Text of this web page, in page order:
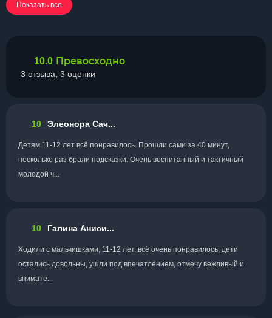
Показать все
10.0 Превосходно
3 отзыва, 3 оценки
10 Элеонора Сач...
Детям 11-12 лет всё понравилось. Прошли сами за 40 минут,
несколько раз брали подсказки. Очень воспитанный и тактичный
молодой ч...
10 Галина Аниси...
Ходили с мальчишками, 11-12 лет, всё очень понравилось, дети
остались довольны, ушли под впечатлением, отмечу вежливый и
внимате...